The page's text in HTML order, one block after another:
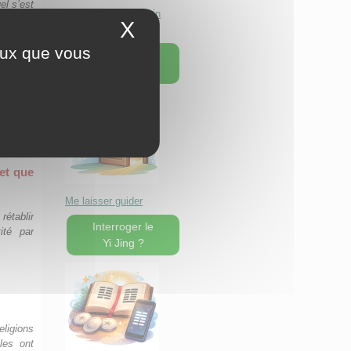
s’est
un
une
que
par
ont
Séminaire Le chemin
d'individuation
Me laisser guider
Interroger le
Yi Jing ?
que vous
X Masquer le